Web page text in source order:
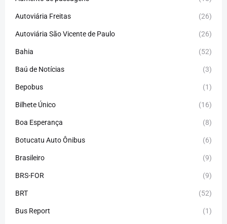
Autoviária Freitas (26)
Autoviária São Vicente de Paulo (26)
Bahia (52)
Baú de Notícias (3)
Bepobus (1)
Bilhete Único (16)
Boa Esperança (8)
Botucatu Auto Ônibus (6)
Brasileiro (9)
BRS-FOR (9)
BRT (52)
Bus Report (1)